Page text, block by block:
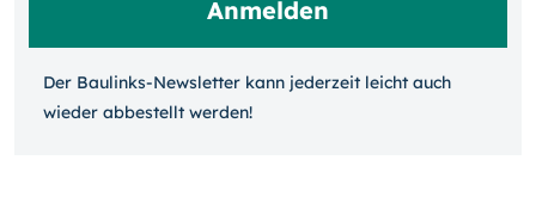
Der Baulinks-Newsletter kann jeder­zeit leicht auch
wieder ab­bestellt werden!